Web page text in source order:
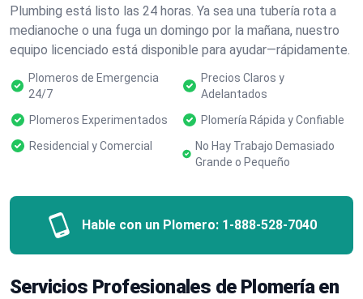
Plumbing está listo las 24 horas. Ya sea una tubería rota a
medianoche o una fuga un domingo por la mañana, nuestro
equipo licenciado está disponible para ayudar—rápidamente.
Plomeros de Emergencia
24/7
Precios Claros y
Adelantados
Plomeros Experimentados
Plomería Rápida y Confiable
Residencial y Comercial
No Hay Trabajo Demasiado
Grande o Pequeño
Hable con un Plomero: 1-888-528-7040
Servicios Profesionales de Plomería en